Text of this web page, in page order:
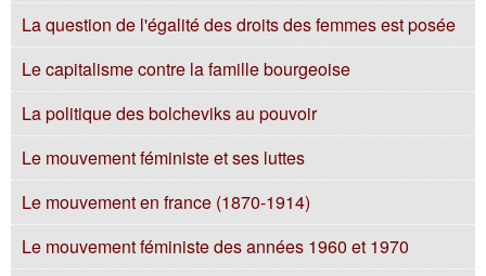
La question de l'égalité des droits des femmes est posée
Le capitalisme contre la famille bourgeoise
La politique des bolcheviks au pouvoir
Le mouvement féministe et ses luttes
Le mouvement en france (1870-1914)
Le mouvement féministe des années 1960 et 1970